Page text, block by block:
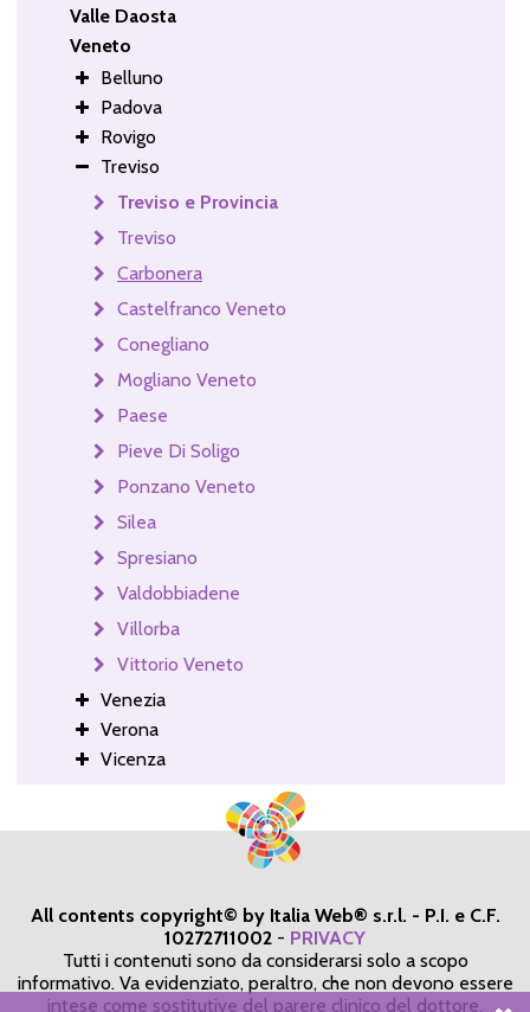
Valle Daosta
Veneto
Belluno
Padova
Rovigo
Treviso
Treviso e Provincia
Treviso
Carbonera
Castelfranco Veneto
Conegliano
Mogliano Veneto
Paese
Pieve Di Soligo
Ponzano Veneto
Silea
Spresiano
Valdobbiadene
Villorba
Vittorio Veneto
Venezia
Verona
Vicenza
All contents copyright© by Italia Web® s.r.l. - P.I. e C.F.
10272711002 - PRIVACY
Tutti i contenuti sono da considerarsi solo a scopo
informativo. Va evidenziato, peraltro, che non devono essere
intese come sostitutive del parere clinico del dottore,